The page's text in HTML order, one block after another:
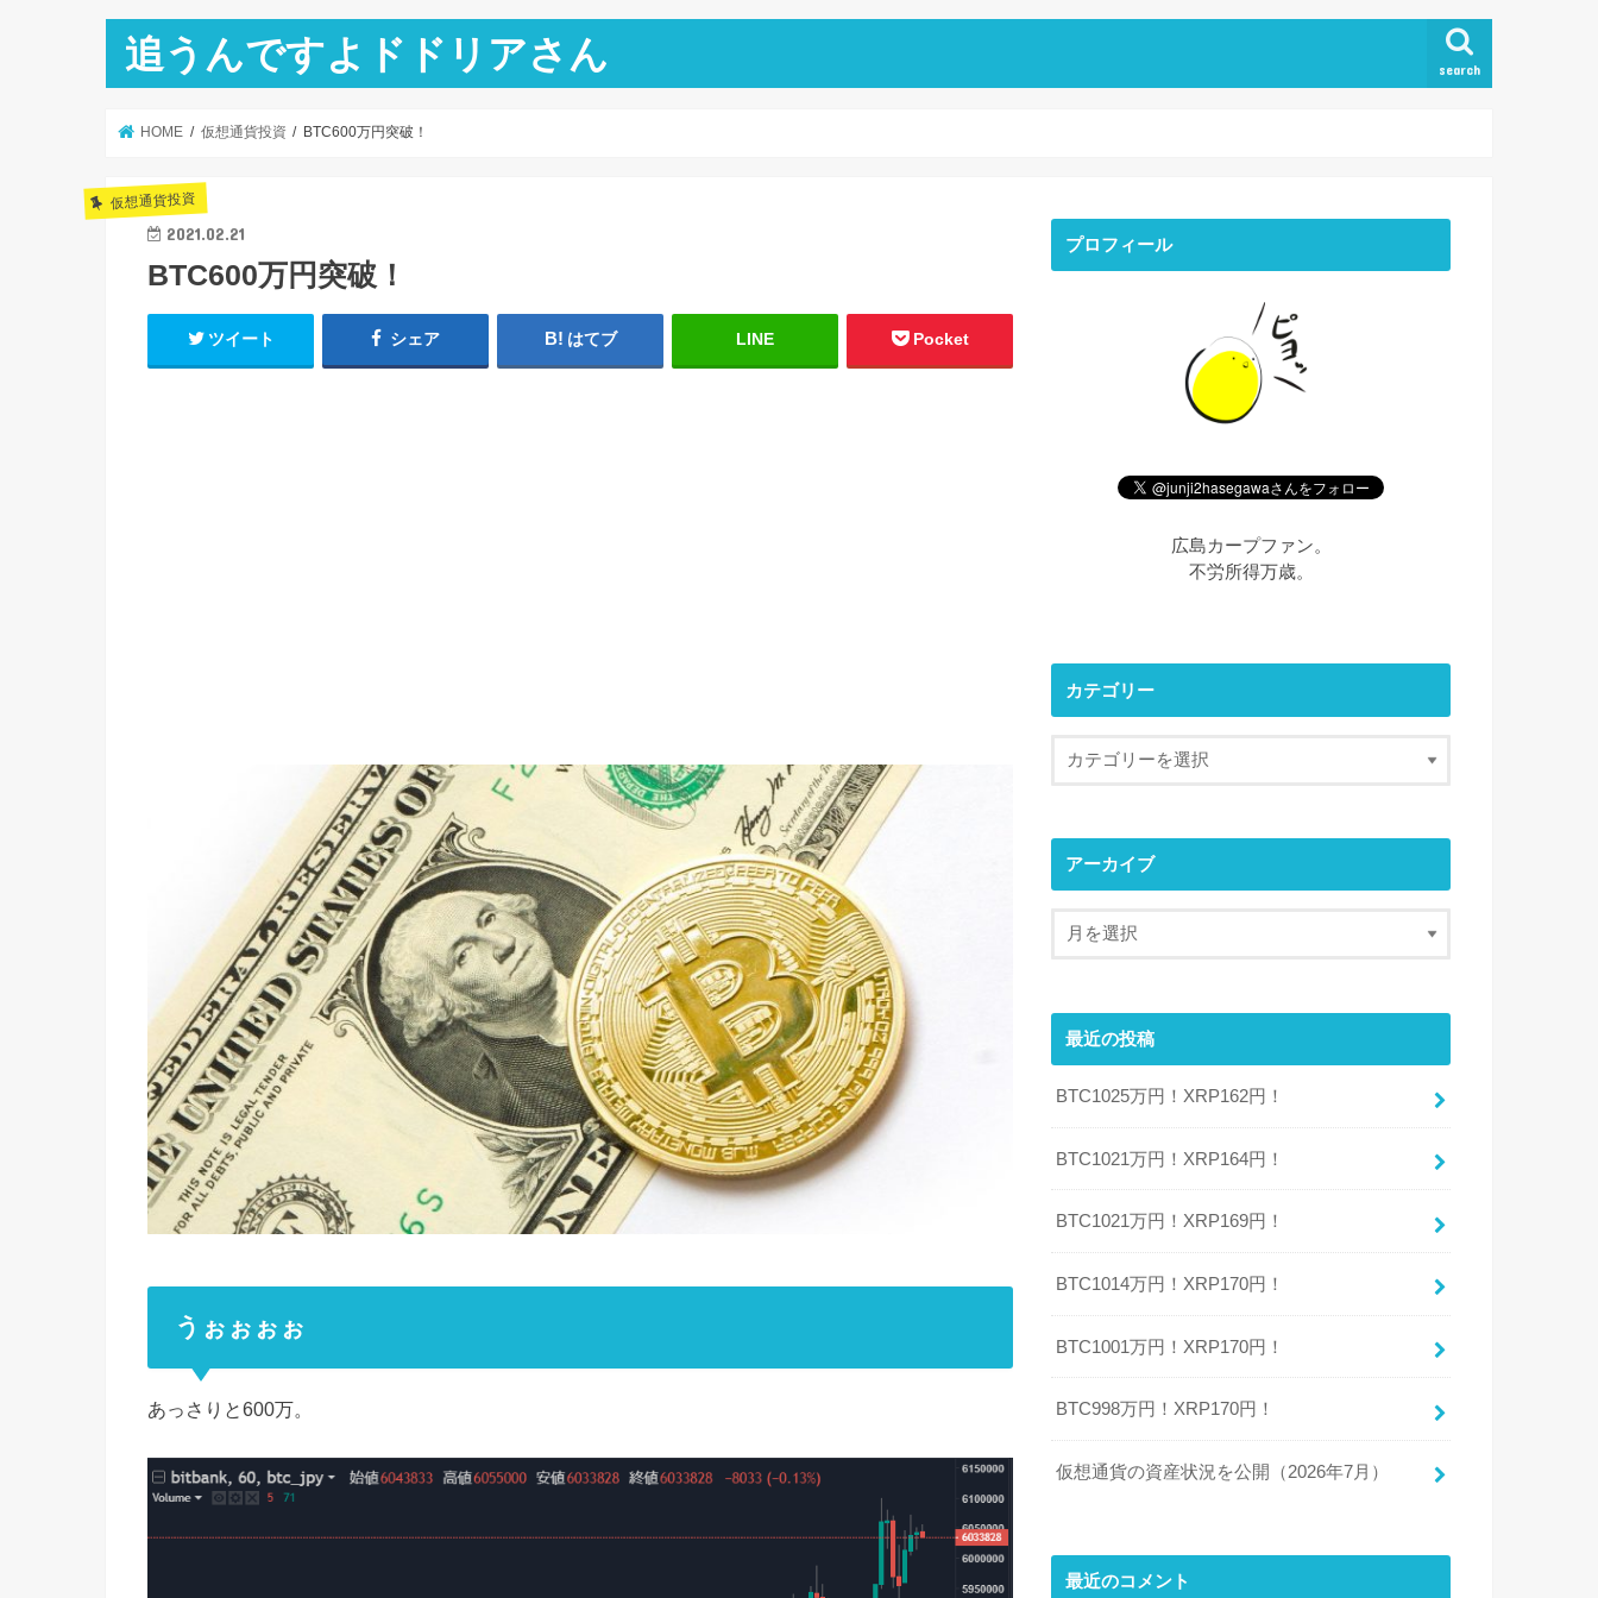
追うんですよドドリアさん search
HOME 仮想通貨投資 BTC600万円突破！
仮想通貨投資
2021.02.21
BTC600万円突破！
ツイート シェア はてブ LINE Pocket
うぉぉぉぉ
あっさりと600万。
プロフィール
広島カープファン。
不労所得万歳。
カテゴリー
アーカイブ
最近の投稿
BTC1025万円！XRP162円！
BTC1021万円！XRP164円！
BTC1021万円！XRP169円！
BTC1014万円！XRP170円！
BTC1001万円！XRP170円！
BTC998万円！XRP170円！
仮想通貨の資産状況を公開（2026年7月）
最近のコメント